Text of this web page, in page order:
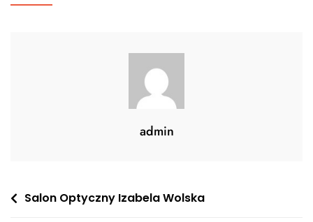
admin
Nawigacja
Salon Optyczny Izabela Wolska